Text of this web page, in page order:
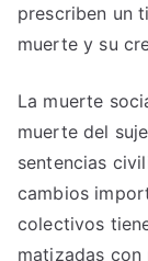
prescriben un
muerte y su
La muerte
muerte del
sentencias
cambios
colectivos
matizadas con